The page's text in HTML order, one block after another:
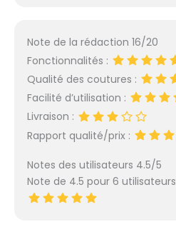
Note de la rédaction 16/20
Fonctionnalités :
Qualité des coutures :
Facilité d’utilisation :
Livraison :
Rapport qualité/prix :
Notes des utilisateurs 4.5/5
Note de 4.5 pour 6 utilisateurs